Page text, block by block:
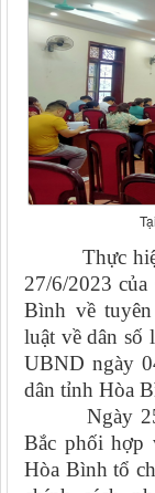
Thực hiện
27/6/2023
Bình về
luật về dân số
UBND ngày
dân tỉnh Hòa
Ngày 25/9/
Bắc phối
Hòa Bình tổ